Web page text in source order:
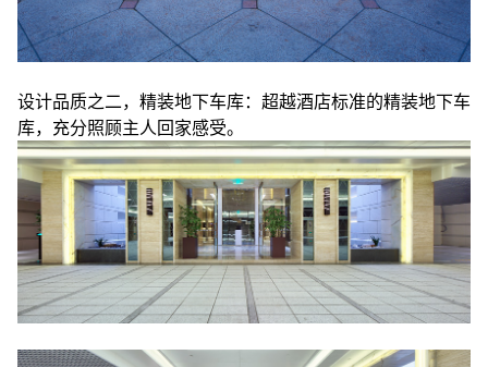
设计品质之二，精装地下车库：超越酒店标准的精装地下车
库，充分照顾主人回家感受。